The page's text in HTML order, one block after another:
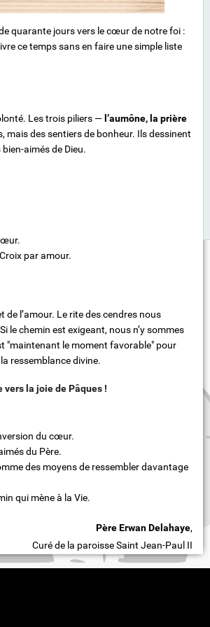
quarante jours vers le cœur de notre foi :
ce temps sans en faire une simple liste
Les trois piliers — l’aumône, la prière
des sentiers de bonheur. Ils dessinent
aimés de Dieu.
par amour.
de l’amour. Le rite des cendres nous
le chemin est exigeant, nous n’y sommes
"maintenant le moment favorable" pour
ressemblance divine.
vers la joie de Pâques !
du cœur.
du Père.
des moyens de ressembler davantage
qui mène à la Vie.
Père Erwan Delahaye,
Curé de la paroisse Saint Jean-Paul II